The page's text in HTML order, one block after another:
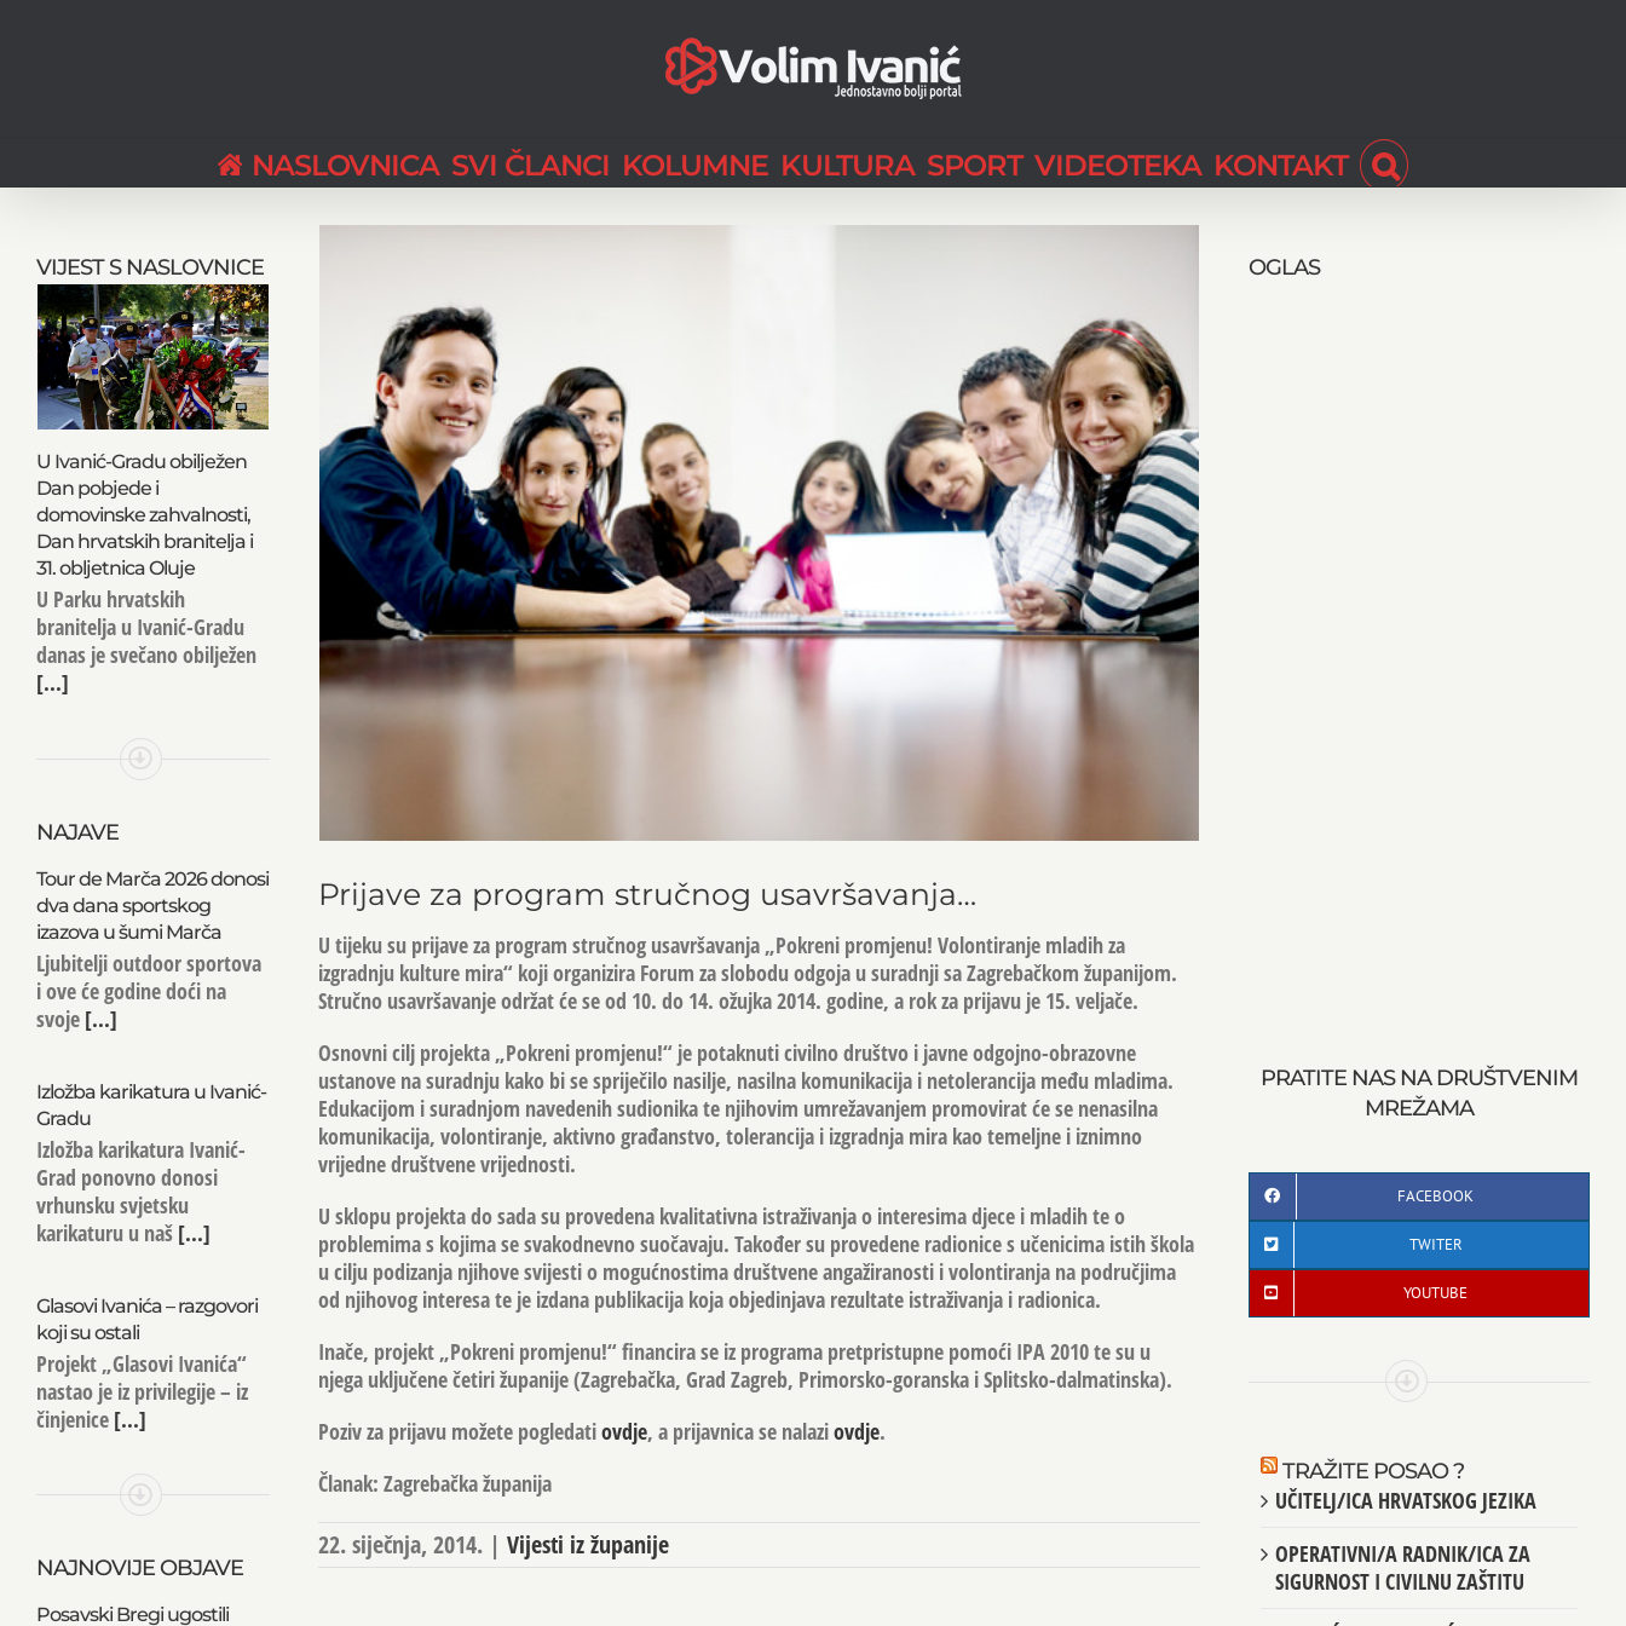
NASLOVNICA SVI ČLANCI KOLUMNE KULTURA SPORT VIDEOTEKA KONTAKT
Prijave za program stručnog usavršavanja…
U tijeku su prijave za program stručnog usavršavanja „Pokreni promjenu! Volontiranje mladih za
izgradnju kulture mira“ koji organizira Forum za slobodu odgoja u suradnji sa Zagrebačkom županijom.
Stručno usavršavanje održat će se od 10. do 14. ožujka 2014. godine, a rok za prijavu je 15. veljače.
Osnovni cilj projekta „Pokreni promjenu!“ je potaknuti civilno društvo i javne odgojno-obrazovne
ustanove na suradnju kako bi se spriječilo nasilje, nasilna komunikacija i netolerancija među mladima.
Edukacijom i suradnjom navedenih sudionika te njihovim umrežavanjem promovirat će se nenasilna
komunikacija, volontiranje, aktivno građanstvo, tolerancija i izgradnja mira kao temeljne i iznimno
vrijedne društvene vrijednosti.
U sklopu projekta do sada su provedena kvalitativna istraživanja o interesima djece i mladih te o
problemima s kojima se svakodnevno suočavaju. Također su provedene radionice s učenicima istih škola
u cilju podizanja njihove svijesti o mogućnostima društvene angažiranosti i volontiranja na područjima
od njihovog interesa te je izdana publikacija koja objedinjava rezultate istraživanja i radionica.
Inače, projekt „Pokreni promjenu!“ financira se iz programa pretpristupne pomoći IPA 2010 te su u
njega uključene četiri županije (Zagrebačka, Grad Zagreb, Primorsko-goranska i Splitsko-dalmatinska).
Poziv za prijavu možete pogledatiovdje, a prijavnica se nalaziovdje.
Članak: Zagrebačka županija
22. siječnja, 2014. | Vijesti iz županije
VIJEST S NASLOVNICE
U Ivanić-Gradu obilježen
Dan pobjede i
domovinske zahvalnosti,
Dan hrvatskih branitelja i
31. obljetnica Oluje
U Parku hrvatskih
branitelja u Ivanić-Gradu
danas je svečano obilježen
[...]
NAJAVE
Tour de Marča 2026 donosi
dva dana sportskog
izazova u šumi Marča
Ljubitelji outdoor sportova
i ove će godine doći na
svoje[...]
Izložba karikatura u Ivanić-
Gradu
Izložba karikatura Ivanić-
Grad ponovno donosi
vrhunsku svjetsku
karikaturu u naš[...]
Glasovi Ivanića – razgovori
koji su ostali
Projekt „Glasovi Ivanića“
nastao je iz privilegije – iz
činjenice[...]
NAJNOVIJE OBJAVE
Posavski Bregi ugostili
OGLAS
PRATITE NAS NA DRUŠTVENIM
MREŽAMA
FACEBOOK
TWITER
YOUTUBE
TRAŽITE POSAO ?
UČITELJ/ICA HRVATSKOG JEZIKA
OPERATIVNI/A RADNIK/ICA ZA
SIGURNOST I CIVILNU ZAŠTITU